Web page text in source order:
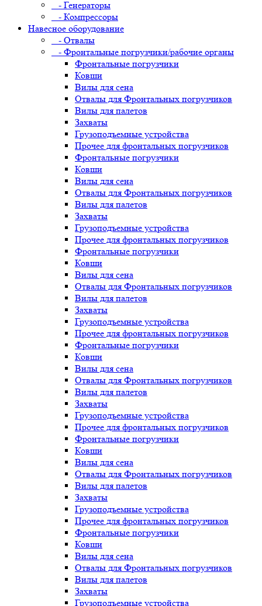
- Генераторы
- Компрессоры
Навесное оборудование
- Отвалы
- Фронтальные погрузчики/рабочие органы
Фронтальные погрузчики
Ковши
Вилы для сена
Отвалы для Фронтальных погрузчиков
Вилы для палетов
Захваты
Грузоподъемные устройства
Прочее для фронтальных погрузчиков
Фронтальные погрузчики
Ковши
Вилы для сена
Отвалы для Фронтальных погрузчиков
Вилы для палетов
Захваты
Грузоподъемные устройства
Прочее для фронтальных погрузчиков
Фронтальные погрузчики
Ковши
Вилы для сена
Отвалы для Фронтальных погрузчиков
Вилы для палетов
Захваты
Грузоподъемные устройства
Прочее для фронтальных погрузчиков
Фронтальные погрузчики
Ковши
Вилы для сена
Отвалы для Фронтальных погрузчиков
Вилы для палетов
Захваты
Грузоподъемные устройства
Прочее для фронтальных погрузчиков
Фронтальные погрузчики
Ковши
Вилы для сена
Отвалы для Фронтальных погрузчиков
Вилы для палетов
Захваты
Грузоподъемные устройства
Прочее для фронтальных погрузчиков
Фронтальные погрузчики
Ковши
Вилы для сена
Отвалы для Фронтальных погрузчиков
Вилы для палетов
Захваты
Грузоподъемные устройства